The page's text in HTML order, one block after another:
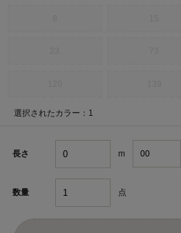
選択されたカラー：1
長さ m
数量 点